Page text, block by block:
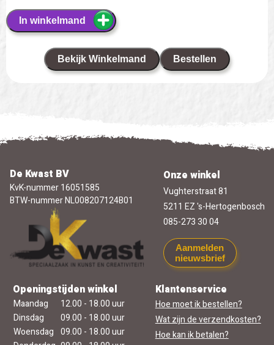
In winkelmand
Bekijk Winkelmand Bestellen
De Kwast BV
KvK-nummer 16051585
BTW-nummer NL008207124B01
Onze winkel
Vughterstraat 81
5211 EZ 's-Hertogenbosch
085-273 30 04
Aanmelden
nieuwsbrief
Openingstijden winkel
Maandag
12.00 - 18.00 uur
Dinsdag
09.00 - 18.00 uur
Woensdag 09.00 - 18.00 uur
Klantenservice
Hoe moet ik bestellen?
Wat zijn de verzendkosten?
Hoe kan ik betalen?